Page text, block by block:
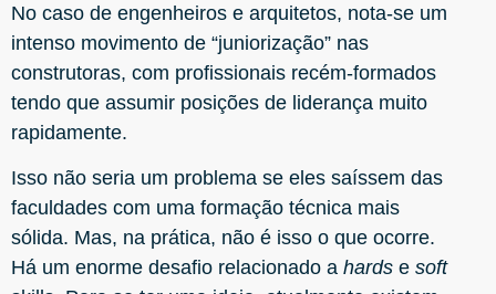
No caso de engenheiros e arquitetos, nota-se um
intenso movimento de “juniorização” nas
construtoras, com profissionais recém-formados
tendo que assumir posições de liderança muito
rapidamente.
Isso não seria um problema se eles saíssem das
faculdades com uma formação técnica mais
sólida. Mas, na prática, não é isso o que ocorre.
Há um enorme desafio relacionado a hards e soft